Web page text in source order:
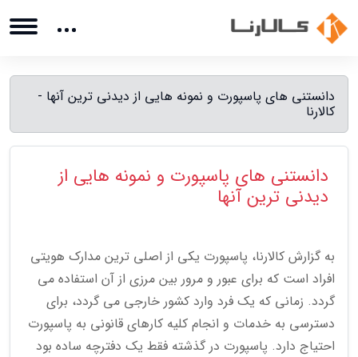
دانستنی های پاسپورت و نمونه هایی از دیدنی ترین آنها -
کالارنا
دانستنی های پاسپورت و نمونه هایی از
دیدنی ترین آنها
به گزارش کالارنا، پاسپورت یکی از اصلی ترین مدارک هویتی
افراد است که برای عبور و مرور بین مرزی از آن استفاده می
گردد. زمانی که یک فرد وارد کشور خارجی می گردد، برای
دسترسی به خدمات و انجام کلیه کارهای قانونی به پاسپورت
احتیاج دارد. پاسپورت در گذشته فقط یک دفترچه ساده بود